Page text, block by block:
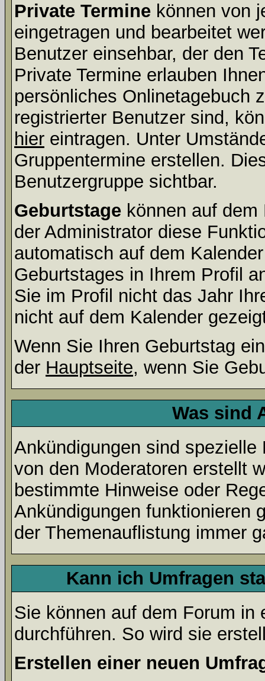
Private Termine können von
eingetragen und bearbeitet
Benutzer einsehbar, der den
Private Termine erlauben
persönliches Onlinetagebuch
registrierter Benutzer sind,
hier eintragen. Unter
Gruppentermine erstellen.
Benutzergruppe sichtbar.
Geburtstage können auf
der Administrator diese
automatisch auf dem
Geburtstages in Ihrem Profil
Sie im Profil nicht das Jahr
nicht auf dem Kalender
Wenn Sie Ihren Geburtstag
der Hauptseite, wenn Sie
Was sind
Ankündigungen sind
von den Moderatoren erstellt
bestimmte Hinweise oder
Ankündigungen funktionieren
der Themenauflistung immer
Kann ich Umfragen
Sie können auf dem Forum in
durchführen. So wird sie
Erstellen einer neuen